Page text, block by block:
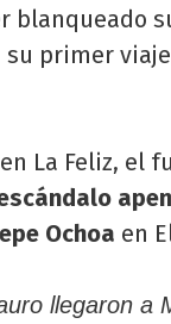
blanqueado
primer
La Feliz, el
Ochoa en
llegaron a